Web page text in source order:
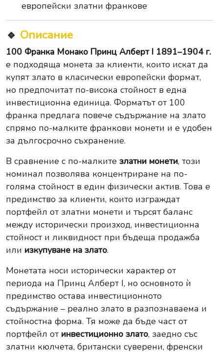
европейски златни франкове
🔹 Описание
100 Франка Монако Принц Алберт I 1891–1904 г.
е подходяща монета за клиенти, които искат да
купят злато в класически европейски формат,
но предпочитат по-висока стойност в една
инвестиционна единица. Форматът от 100
франка предлага повече съдържание на злато
спрямо по-малките франкови монети и е удобен
за дългосрочно съхранение.
В сравнение с по-малките златни монети, този
номинал позволява концентриране на по-
голяма стойност в един физически актив. Това е
предимство за клиенти, които изграждат
портфейл от златни монети и търсят баланс
между исторически произход, инвестиционна
стойност и ликвидност при бъдеща продажба
или изкупуване на злато.
Монетата носи исторически характер от
периода на Принц Алберт I, но основното ѝ
предимство остава инвестиционното
съдържание – реално злато в разпознаваема и
стойностна форма. Тя може да бъде част от
портфейл от инвестиционно злато, заедно със
златни кюлчета, британски суверени, френски